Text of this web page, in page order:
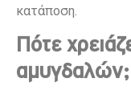
κατάποση.
Πότε
αμυγδαλών;